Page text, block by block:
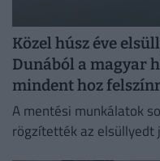
Közel húsz éve
Dunából a magyar
mindent hoz
A mentési munkálatok
rögzítették az elsüllyedt